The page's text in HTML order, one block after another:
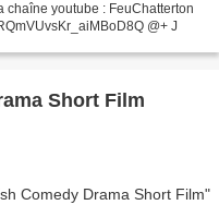
chaîne youtube : FeuChatterton
@+ J
Short Film